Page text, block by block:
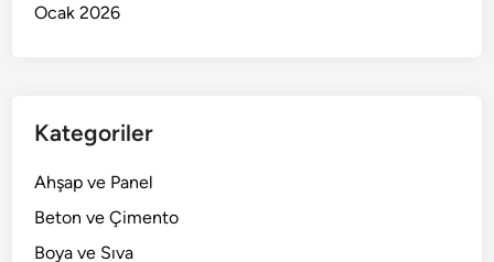
Ocak 2026
Kategoriler
Ahşap ve Panel
Beton ve Çimento
Boya ve Sıva